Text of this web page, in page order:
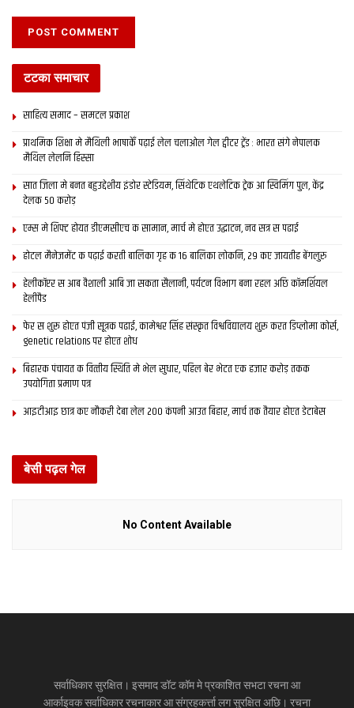
मैथिली समाचार
टटका समाचार
साहित्य समाद – समटल प्रकाश
प्राथमिक शि‍क्षा मे मैथि‍ली भाषाकेँ पढ़ाई लेल चलाओल गेल ट्वीटर ट्रेंड : भारत संगे नेपालक
मैथिल लेलनि हिस्सा
सात जिला मे बनत बहुउद्देशीय इंडोर स्‍टेडि‍यम, सिंथेटिक एथलेटिक ट्रेक आ स्विमिंग पुल, केंद्र
देलक 50 करोड़
एम्स मे शिफ्ट होयत डीएमसीएच क सामान, मार्च मे होएत उद्घाटन, नव सत्र स पढाई
होटल मैनेजमेंट क पढ़ाई करती बालिका गृह क 16 बालिका लोकनि, 29 कए जायतीह बेंगलुरु
हेलीकॉप्टर स आब वैशाली आबि जा सकता सैलानी, पर्यटन विभाग बना रहल अछि कॉमर्शियल
हेलीपैड
फेर स शुरू होएत पंजी सूत्रक पढाई, कामेश्वर सिंह संस्कृत विश्वविद्यालय शुरू करत डिप्लोमा कोर्स,
genetic relations पर होएत शोध
बिहारक पंचायत क वित्‍तीय स्थिति मे भेल सुधार, पहिल बेर भेटत एक हजार करोड़ तकक
उपयोगिता प्रमाण पत्र
आइटीआइ छात्र कए नौकरी देबा लेल 200 कंपनी आउत बिहार, मार्च तक तैयार होएत डेटाबेस
बेसी पढ़ल गेल
No Content Available
सर्वाधिकार सुरक्षित। इसमाद डॉट कॉम मे प्रकाशित सभटा रचना आ
आर्काइवक सर्वाधिकार रचनाकार आ संग्रहकर्त्ता लग सुरक्षित अछि। रचना